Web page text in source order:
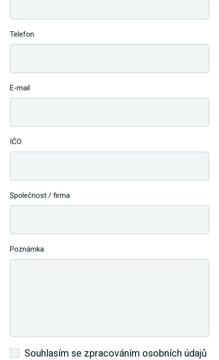
Telefon
E-mail
IČO
Společnost / firma
Poznámka
Souhlasím se zpracováním osobních údajů